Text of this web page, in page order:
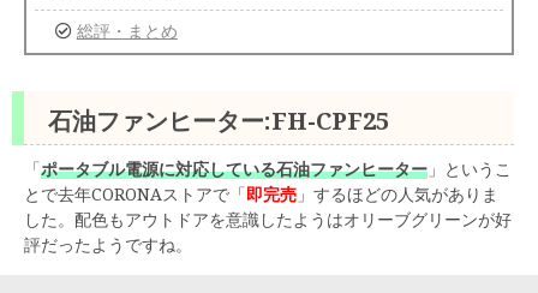
総評・まとめ
石油ファンヒーター:FH-CPF25
「 ポータブル電源に対応している石油ファンヒーター 」というこ
とで去年CORONAストアで「 即完売 」するほどの人気がありま
した。配色もアウトドアを意識したようはオリーブグリーンが好
評だったようですね。